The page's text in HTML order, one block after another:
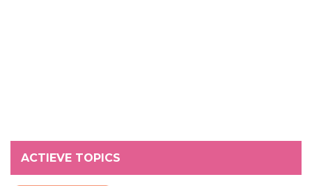
ACTIEVE TOPICS